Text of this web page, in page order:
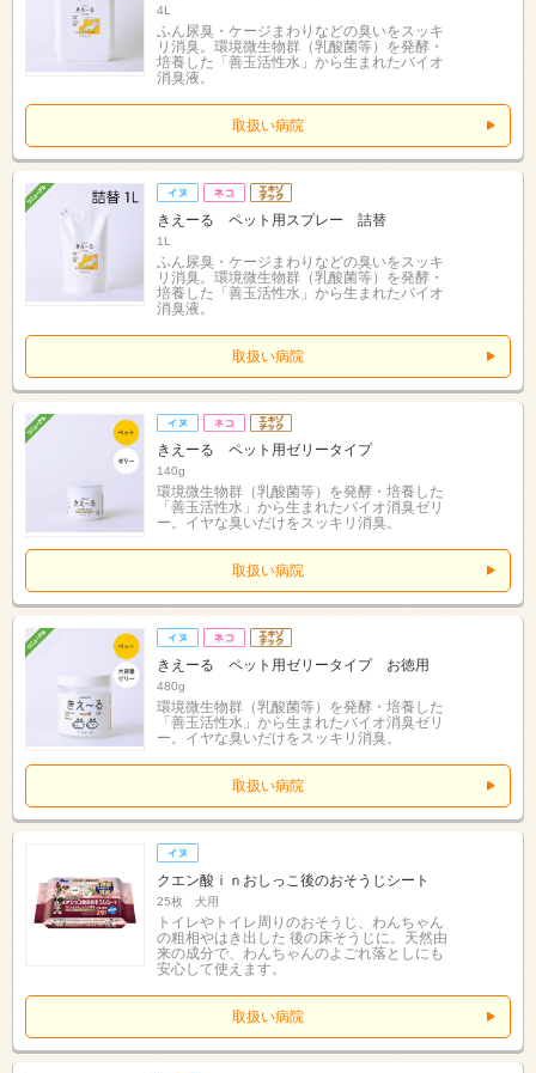
4L
ふん尿臭・ケージまわりなどの臭いをスッキ
リ消臭。環境微生物群（乳酸菌等）を発酵・
培養した「善玉活性水」から生まれたバイオ
消臭液。
取扱い病院
きえーる ペット用スプレー 詰替
1L
ふん尿臭・ケージまわりなどの臭いをスッキ
リ消臭。環境微生物群（乳酸菌等）を発酵・
培養した「善玉活性水」から生まれたバイオ
消臭液。
取扱い病院
きえーる ペット用ゼリータイプ
140g
環境微生物群（乳酸菌等）を発酵・培養した
「善玉活性水」から生まれたバイオ消臭ゼリ
ー。イヤな臭いだけをスッキリ消臭。
取扱い病院
きえーる ペット用ゼリータイプ お徳用
480g
環境微生物群（乳酸菌等）を発酵・培養した
「善玉活性水」から生まれたバイオ消臭ゼリ
ー。イヤな臭いだけをスッキリ消臭。
取扱い病院
クエン酸ｉｎおしっこ後のおそうじシート
25枚 犬用
トイレやトイレ周りのおそうじ、わんちゃん
の粗相やはき出した 後の床そうじに。天然由
来の成分で、わんちゃんのよごれ落としにも
安心して使えます。
取扱い病院